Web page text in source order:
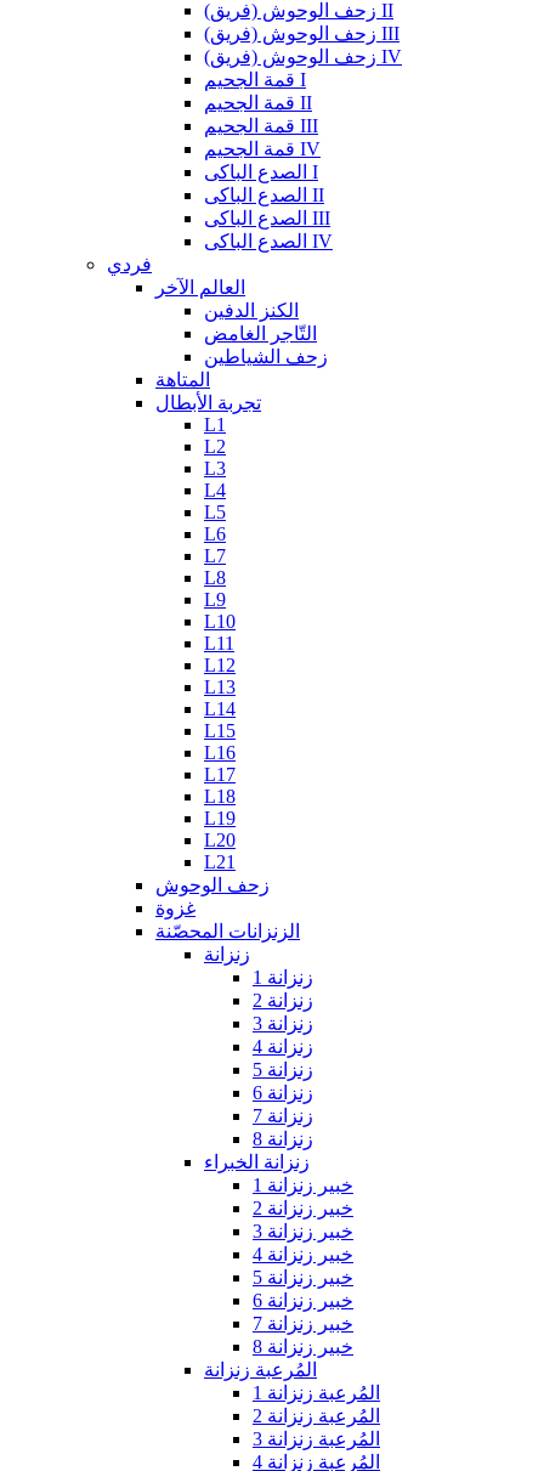
زحف الوحوش (فريق) II
زحف الوحوش (فريق) III
زحف الوحوش (فريق) IV
قمة الجحيم I
قمة الجحيم II
قمة الجحيم III
قمة الجحيم IV
الصدع الباكى I
الصدع الباكى II
الصدع الباكى III
الصدع الباكى IV
فردي
العالم الآخر
الكنز الدفين
التّاجر الغامض
زحف الشياطين
المتاهة
تجربة الأبطال
L1
L2
L3
L4
L5
L6
L7
L8
L9
L10
L11
L12
L13
L14
L15
L16
L17
L18
L19
L20
L21
زحف الوحوش
غزوة
الزنزانات المحصّنة
زنزانة
زنزانة 1
زنزانة 2
زنزانة 3
زنزانة 4
زنزانة 5
زنزانة 6
زنزانة 7
زنزانة 8
زنزانة الخبراء
خبير زنزانة 1
خبير زنزانة 2
خبير زنزانة 3
خبير زنزانة 4
خبير زنزانة 5
خبير زنزانة 6
خبير زنزانة 7
خبير زنزانة 8
المُرعبة زنزانة
المُرعبة زنزانة 1
المُرعبة زنزانة 2
المُرعبة زنزانة 3
المُرعبة زنزانة 4